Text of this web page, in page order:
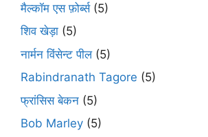
मैल्कॉम एस फ़ोर्ब्स(5)
शिव खेड़ा (5)
नार्मन विंसेन्ट पील(5)
Rabindranath Tagore (5)
फ्रांसिस बेकन (5)
Bob Marley (5)